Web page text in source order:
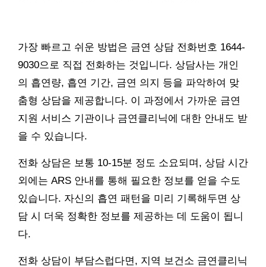
가장 빠르고 쉬운 방법은 금연 상담 전화번호 1644-
9030으로 직접 전화하는 것입니다. 상담사는 개인
의 흡연량, 흡연 기간, 금연 의지 등을 파악하여 맞
춤형 상담을 제공합니다. 이 과정에서 가까운 금연
지원 서비스 기관이나 금연클리닉에 대한 안내도 받
을 수 있습니다.
전화 상담은 보통 10-15분 정도 소요되며, 상담 시간
외에는 ARS 안내를 통해 필요한 정보를 얻을 수도
있습니다. 자신의 흡연 패턴을 미리 기록해두면 상
담 시 더욱 정확한 정보를 제공하는 데 도움이 됩니
다.
전화 상담이 부담스럽다면, 지역 보건소 금연클리닉